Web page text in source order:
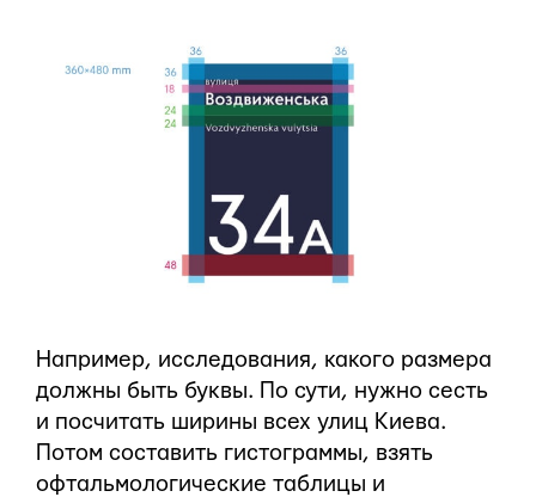
Например, исследования, какого размера
должны быть буквы. По сути, нужно сесть
и посчитать ширины всех улиц Киева.
Потом составить гистограммы, взять
офтальмологические таблицы и